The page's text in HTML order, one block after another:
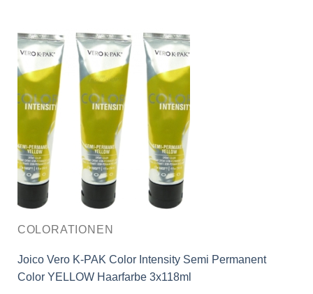
COLORATIONEN
Joico Vero K-PAK Color Intensity Semi Permanent
Color YELLOW Haarfarbe 3x118ml